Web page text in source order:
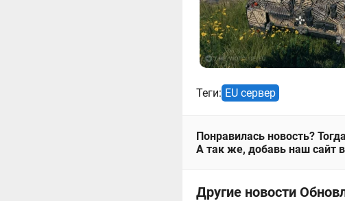
Теги: EU сервер
Понравилась новость?
А так же, добавь наш сайт
Другие новости